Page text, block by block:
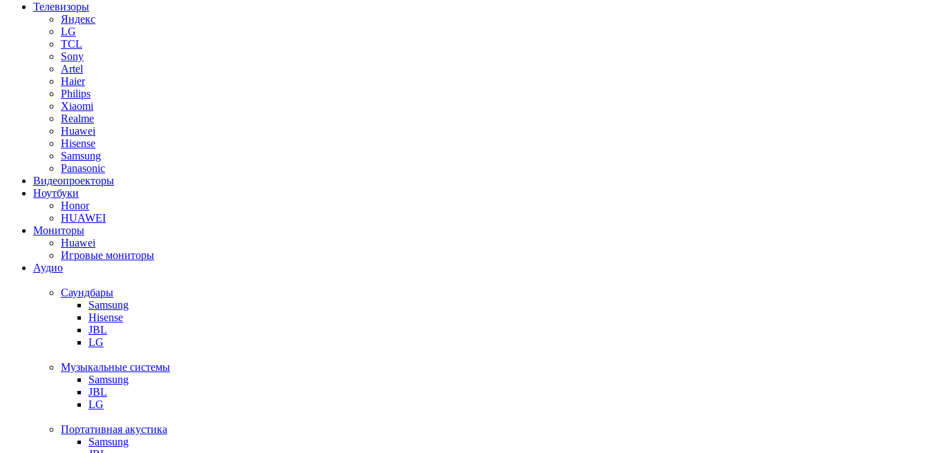
Телевизоры
Яндекс
LG
TCL
Sony
Artel
Haier
Philips
Xiaomi
Realme
Huawei
Hisense
Samsung
Panasonic
Видеопроекторы
Ноутбуки
Honor
HUAWEI
Мониторы
Huawei
Игровые мониторы
Аудио
Саундбары
Samsung
Hisense
JBL
LG
Музыкальные системы
Samsung
JBL
LG
Портативная акустика
Samsung